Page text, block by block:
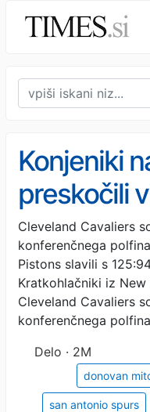
Konjeniki
preskočili
Cleveland Cavaliers
konferenčnega
Pistons slavili s
Kratkohlačniki iz New
Cleveland Cavaliers
konferenčnega
Delo · 2M
donovan
san antonio spurs